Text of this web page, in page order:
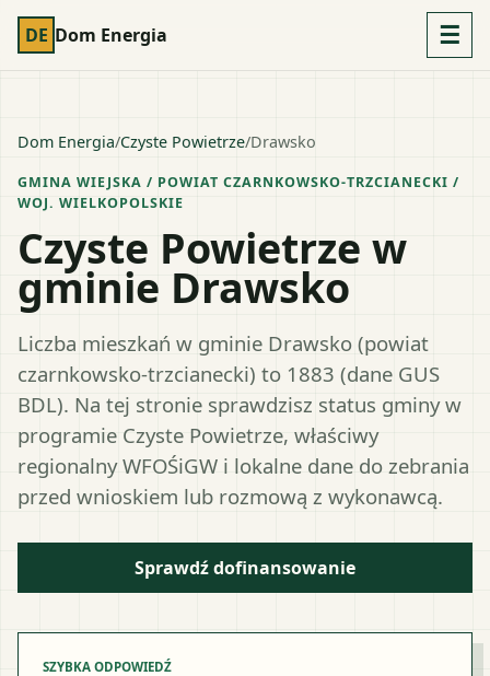
DE Dom Energia ☰
Dom Energia/Czyste Powietrze/Drawsko
GMINA WIEJSKA / POWIAT CZARNKOWSKO-TRZCIANECKI /
WOJ. WIELKOPOLSKIE
Czyste Powietrze w
gminie Drawsko
Liczba mieszkań w gminie Drawsko (powiat
czarnkowsko-trzcianecki) to 1883 (dane GUS
BDL). Na tej stronie sprawdzisz status gminy w
programie Czyste Powietrze, właściwy
regionalny WFOŚiGW i lokalne dane do zebrania
przed wnioskiem lub rozmową z wykonawcą.
Sprawdź dofinansowanie
SZYBKA ODPOWIEDŹ